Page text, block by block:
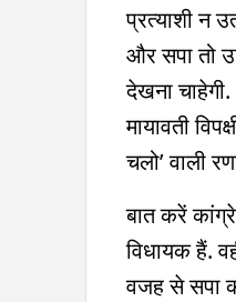
प्रत्याशी न
और सपा तो
देखना
मायावती
चलो’ वाली
बात करें
विधायक हैं.
वजह से सपा